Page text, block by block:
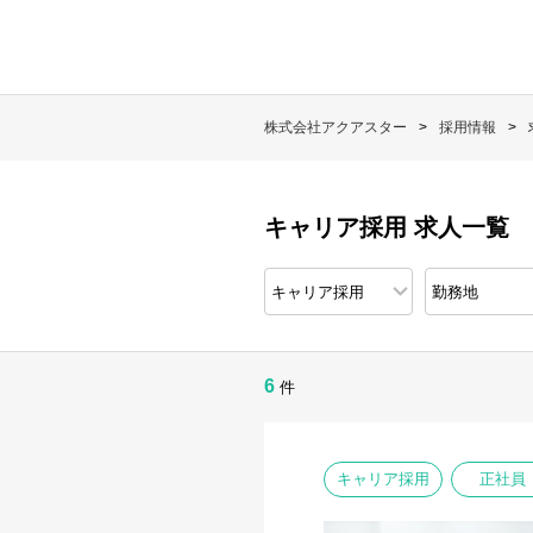
株式会社アクアスター 採用情報
キャリア採用 求人一覧
6 件
キャリア採用 正社員